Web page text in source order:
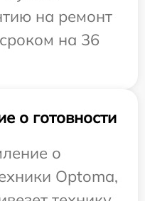
на ремонт
на 36
о готовности
о
Optoma,